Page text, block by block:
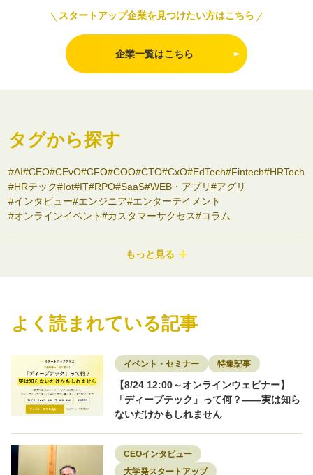
スタートアップ企業を見つけたい方はこちら
企業一覧はこちら
タグから探す
AI CEO CEvO CFO COO CTO CxO EdTech Fintech
HRTech
HRテック
Iot IT RPO SaaS WEB・アプリ
アグリ
インタビュー
エンジニア
エンターテイメント
オンラインイベント
カスタマーサクセス
コラム
バイオ フード
地域を盛り上げる 地方スタートアップ 地方創生
大学発スタートアップ
女性限定 宇宙 導入事例
環境エネルギー
研究者 研究開発 素材 脱炭素
転職
転職者インタビュー
もっと見る
よく読まれている記事
イベント・セミナー 特集記事
【8/24 12:00～オンラインウェビナー】
「ディープテック」って何？——実は知ら
ないだけかもしれません
CEOインタビュー
大学発スタートアップ